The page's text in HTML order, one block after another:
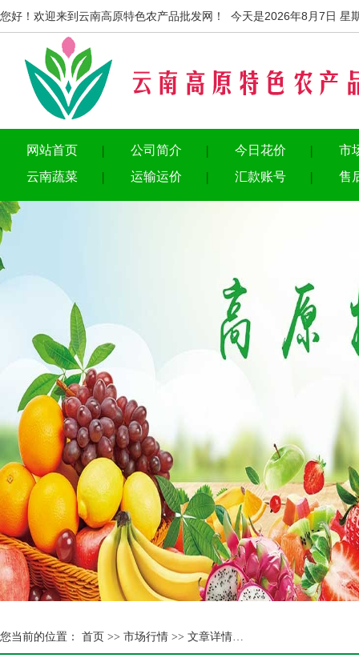
您好！欢迎来到云南高原特色农产品批发网！ 今天是2026年8月7日 星
网站首页 公司简介 今日花价
市
云南蔬菜
运输运价 汇款账号 售
您当前的位置： 首页 >> 市场行情 >> 文章详情…